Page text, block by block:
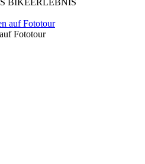
BIKEERLEBNIS
Fototour